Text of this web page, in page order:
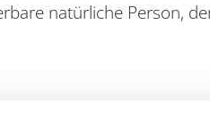
natürliche Person,
Verfahren